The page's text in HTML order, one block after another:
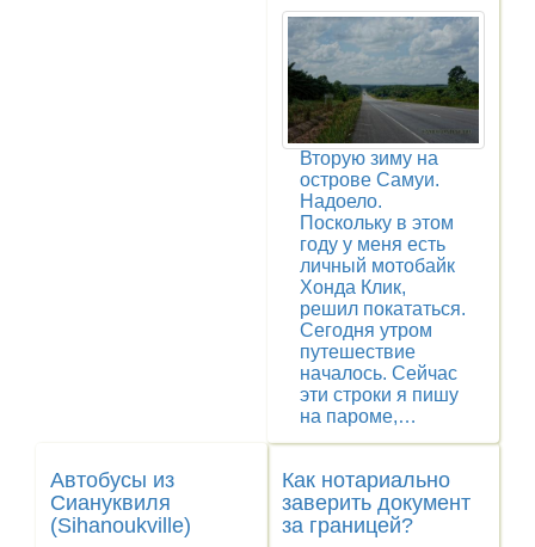
Вторую зиму на
острове Самуи.
Надоело.
Поскольку в этом
году у меня есть
личный мотобайк
Хонда Клик,
решил покататься.
Сегодня утром
путешествие
началось. Сейчас
эти строки я пишу
на пароме,…
Автобусы из
Сиануквиля
(Sihanoukville)
Как нотариально
заверить документ
за границей?